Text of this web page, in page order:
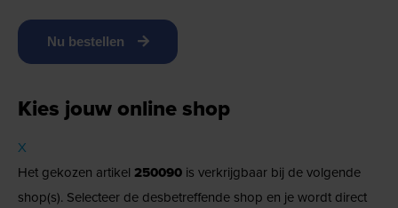
Nu bestellen
Kies jouw online shop
X
Het gekozen artikel 250090 is verkrijgbaar bij de volgende
shop(s). Selecteer de desbetreffende shop en je wordt direct